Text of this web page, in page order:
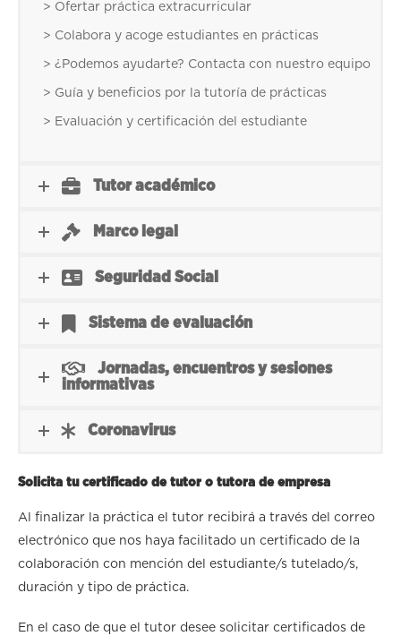
> Ofertar práctica extracurricular
> Colabora y acoge estudiantes en prácticas
> ¿Podemos ayudarte? Contacta con nuestro equipo
> Guía y beneficios por la tutoría de prácticas
> Evaluación y certificación del estudiante
Tutor académico
Marco legal
Seguridad Social
Sistema de evaluación
Jornadas, encuentros y sesiones
informativas
Coronavirus
Solicita tu certificado de tutor o tutora de empresa
Al finalizar la práctica el tutor recibirá a través del correo
electrónico que nos haya facilitado un certificado de la
colaboración con mención del estudiante/s tutelado/s,
duración y tipo de práctica.
En el caso de que el tutor desee solicitar certificados de